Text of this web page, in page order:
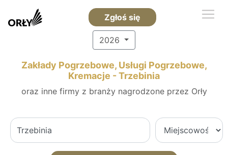
Zgłoś się
2026
Zakłady Pogrzebowe, Usługi Pogrzebowe,
Kremacje - Trzebinia
oraz inne firmy z branży nagrodzone przez Orły